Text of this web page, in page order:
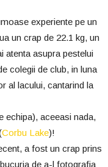
experiente pe un
un crap de 22.1 kg, un
atenta asupra pestelui
colegii de club, in luna
al lacului, cantarind la
echipa), aceeasi nada,
Corbu Lake)!
a fost un crap prins
de a-l fotografia